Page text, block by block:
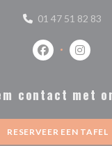
01 47 51 82 83
Facebook
contact met
RESERVEER EEN TAFEL